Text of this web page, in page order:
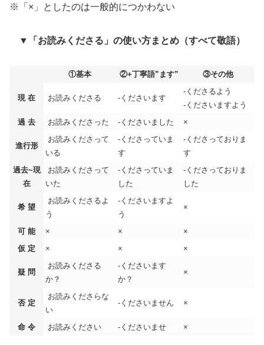
※「×」としたのは一般的につかわない
▼「お読みくださる」の使い方まとめ（すべて敬語）
①基本 ②+丁寧語”ます” ③その他
現 在 お読みくださる -くださいます
-くださるよう
-くださいますよう
過 去
お読みくださった -くださいました ×
進行形
お読みくださって
いる
-くださっていま
す
-くださっておりま
す
過去~現
在
お読みくださって
いた
-くださっていま
した
-くださっておりま
した
希 望
お読みくださるよ
う
-くださいますよ
う
×
可 能 × ×
×
仮 定
× × ×
疑 問
お読みくださる
か？
-くださいます
か？
×
否 定
お読みくださらな
い
-くださいません ×
命 令 お読みください -くださいませ ×